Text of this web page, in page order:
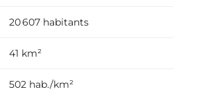
20 607 habitants
41 km²
502 hab./km²